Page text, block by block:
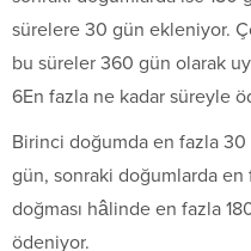
sürelere 30 gün ekleniyor.
bu süreler 360 gün olarak
6En fazla ne kadar süreyle
Birinci doğumda en fazla
gün, sonraki doğumlarda
doğması hâlinde en fazla
ödeniyor.